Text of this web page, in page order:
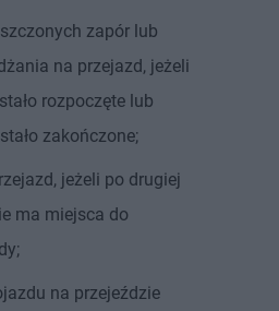
zapór lub
na przejazd, jeżeli
rozpoczęte lub
zakończone;
jeżeli po drugiej
ma miejsca do
na przejeździe